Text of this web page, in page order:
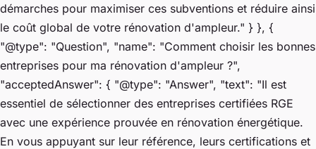
démarches pour maximiser ces subventions et réduire ainsi
le coût global de votre rénovation d'ampleur." } }, {
"@type": "Question", "name": "Comment choisir les bonnes
entreprises pour ma rénovation d'ampleur ?",
"acceptedAnswer": { "@type": "Answer", "text": "Il est
essentiel de sélectionner des entreprises certifiées RGE
avec une expérience prouvée en rénovation énergétique.
En vous appuyant sur leur référence, leurs certifications et